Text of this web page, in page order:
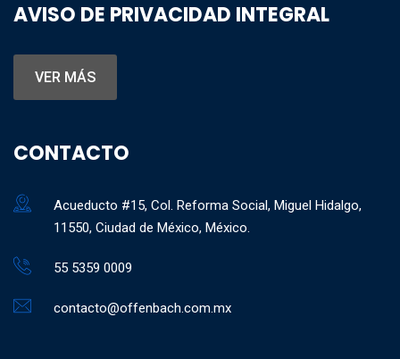
AVISO DE PRIVACIDAD INTEGRAL
VER MÁS
CONTACTO
Acueducto #15, Col. Reforma Social, Miguel Hidalgo,
11550, Ciudad de México, México.
55 5359 0009
contacto@offenbach.com.mx